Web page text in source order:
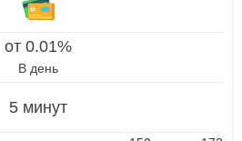
от 0.01%
В день
5 минут